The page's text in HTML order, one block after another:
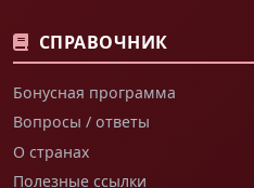
СПРАВОЧНИК
Бонусная программа
Вопросы / ответы
О странах
Полезные ссылки